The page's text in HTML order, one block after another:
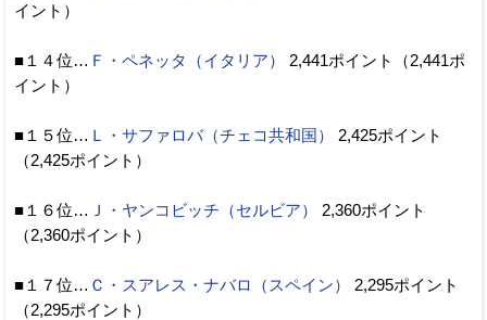
イント）
■１４位… Ｆ・ペネッタ（イタリア）
2,441ポイント（2,441ポ
イント）
■１５位… Ｌ・サファロバ（チェコ共和国）
2,425ポイント
（2,425ポイント）
■１６位… Ｊ・ヤンコビッチ（セルビア）
2,360ポイント
（2,360ポイント）
■１７位… Ｃ・スアレス・ナバロ（スペイン）
2,295ポイント
（2,295ポイント）